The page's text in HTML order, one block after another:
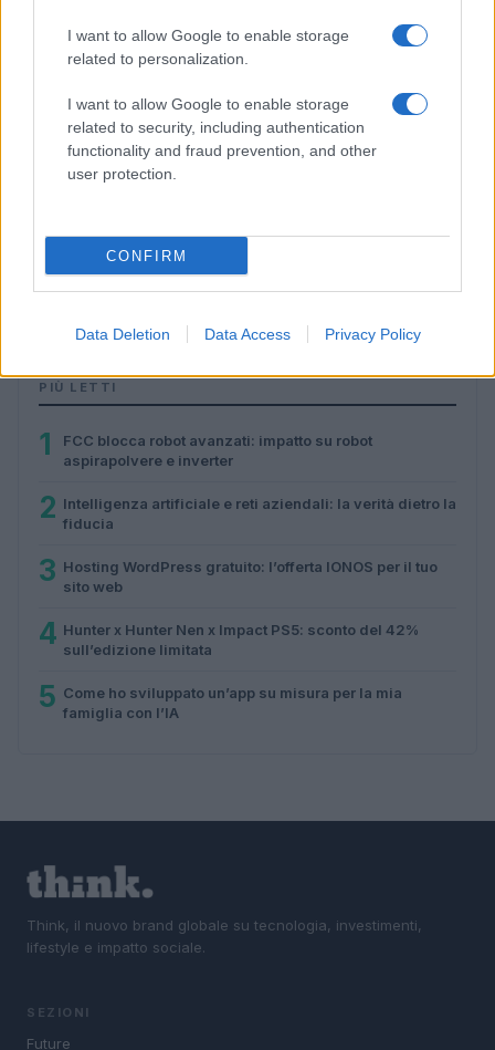
I want to allow Google to enable storage
related to personalization.
I want to allow Google to enable storage
related to security, including authentication
functionality and fraud prevention, and other
user protection.
CONFIRM
Data Deletion Data Access Privacy Policy
Roborock Q7 M5 Set in sconto del 40% su Amazon:
caratteristiche e vantaggi
Francesca Spadaro · 5 Ago 2026
PIÙ LETTI
1
FCC blocca robot avanzati: impatto su robot
aspirapolvere e inverter
2 Intelligenza artificiale e reti aziendali: la verità dietro la
fiducia
3 Hosting WordPress gratuito: l’offerta IONOS per il tuo
sito web
4 Hunter x Hunter Nen x Impact PS5: sconto del 42%
sull’edizione limitata
5 Come ho sviluppato un’app su misura per la mia
famiglia con l’IA
Think, il nuovo brand globale su tecnologia, investimenti,
lifestyle e impatto sociale.
SEZIONI
Future